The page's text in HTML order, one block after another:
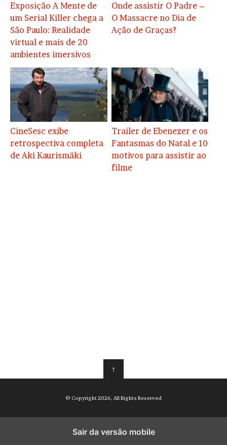
Exposição A Mente de
um Serial Killer chega a
São Paulo: Realidade
virtual e mais de 20
ambientes imersivos
Onde assistir O Padre –
O Massacre no Dia de
Ação de Graças?
CineSesc exibe
retrospectiva completa
de Aki Kaurismäki
Trailer de Ebenezer e os
Fantasmas do Natal e 10
motivos para assistir ao
filme
↑
© Copyright 2026, All Rights Reserved
Sair da versão mobile